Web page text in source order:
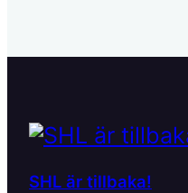
SHL är tillbaka!